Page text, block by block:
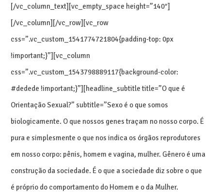
[/vc_column_text][vc_empty_space height=”140″]
[/vc_column][/vc_row][vc_row
css=”.vc_custom_1541774721804{padding-top: 0px
!important;}”][vc_column
css=”.vc_custom_1543798889117{background-color:
#dedede !important;}”][headline_subtitle title=”O que é
Orientação Sexual?” subtitle=”Sexo é o que somos
biologicamente. O que nossos genes traçam no nosso corpo. É
pura e simplesmente o que nos indica os órgãos reprodutores
em nosso corpo: pênis, homem e vagina, mulher. Gênero é uma
construção da sociedade. É o que a sociedade diz sobre o que
é próprio do comportamento do Homem e o da Mulher.